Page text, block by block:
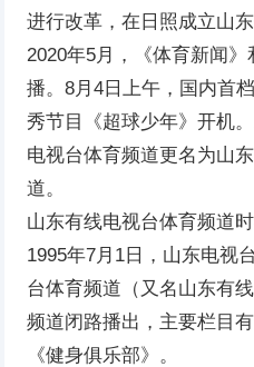
进行改革，在日照成立山
2020年5月，《体育新闻
播。8月4日上午，国内首
秀节目《超球少年》开机
电视台体育频道更名为山
道。
山东有线电视台体育频道
1995年7月1日，山东电视
台体育频道（又名山东有
频道闭路播出，主要栏目
《健身俱乐部》。